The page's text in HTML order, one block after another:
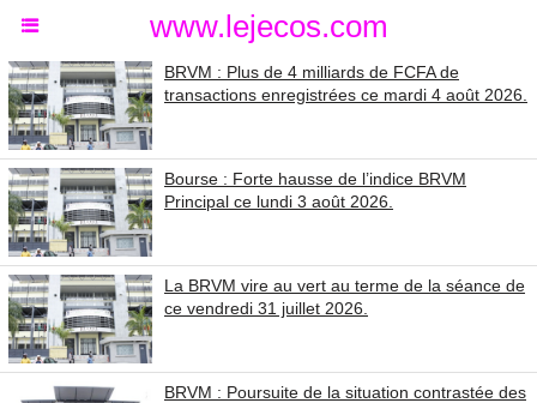
www.lejecos.com
BRVM : Plus de 4 milliards de FCFA de
transactions enregistrées ce mardi 4 août 2026.
Bourse : Forte hausse de l’indice BRVM
Principal ce lundi 3 août 2026.
La BRVM vire au vert au terme de la séance de
ce vendredi 31 juillet 2026.
BRVM : Poursuite de la situation contrastée des